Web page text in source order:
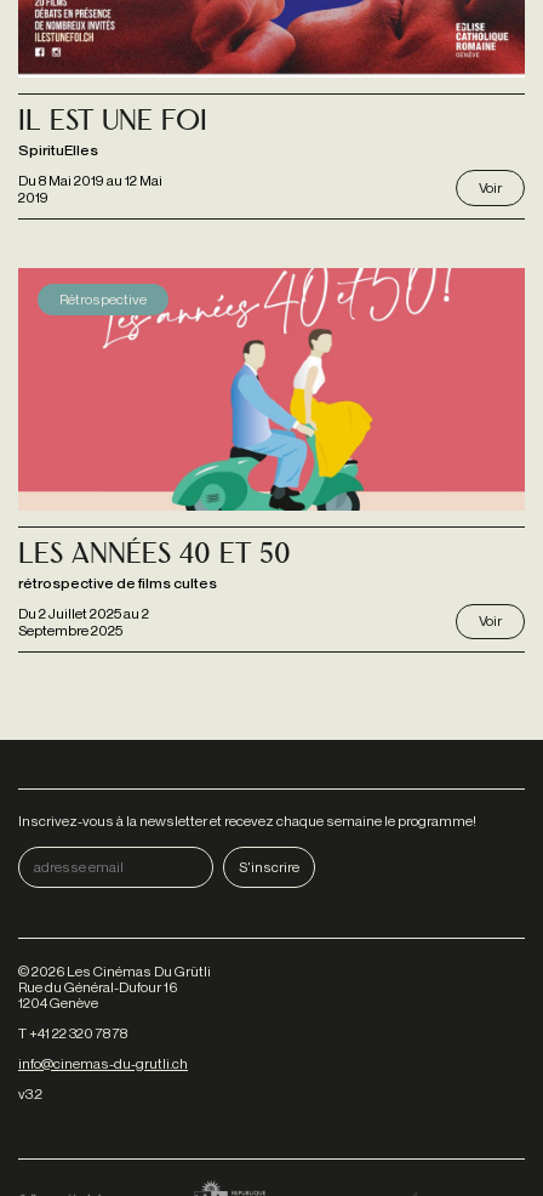
Du 8 Mai 2019 au 12 Mai
2019
Il est une foi
SpirituElles
Voir
Rétrospective
Du 2 Juillet 2025au 2
Septembre 2025
Les Années 40 et 50
rétrospective de films cultes
Voir
Inscrivez-vous à la newsletter et recevez chaque semaine le programme!
©2026 Les Cinémas Du Grütli
Rue du Général-Dufour 16
1204 Genève
T +41 22 320 78 78
info@cinemas-du-grutli.ch
v3.2